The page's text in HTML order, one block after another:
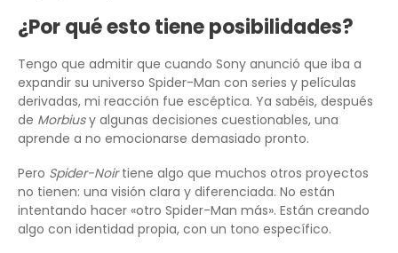
¿Por qué esto tiene posibilidades?
Tengo que admitir que cuando Sony anunció que iba a
expandir su universo Spider-Man con series y películas
derivadas, mi reacción fue escéptica. Ya sabéis, después
de Morbiusy algunas decisiones cuestionables, una
aprende a no emocionarse demasiado pronto.
Pero Spider-Noirtiene algo que muchos otros proyectos
no tienen: una visión clara y diferenciada. No están
intentando hacer «otro Spider-Man más». Están creando
algo con identidad propia, con un tono específico.